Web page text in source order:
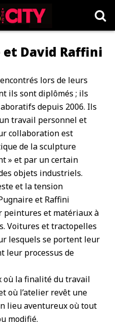
David Raffini
lors de leurs
ils sont diplômés ; ils
depuis 2006. Ils
travail personnel et
collaboration est
de la sculpture
» et par un certain
objets industriels.
et la tension
et Raffini
peintures et matériaux à
Voitures et tractopelles
lesquels se portent leur
leur processus de
où la finalité du travail
où l’atelier revêt une
lieu aventureux où tout
modifié.